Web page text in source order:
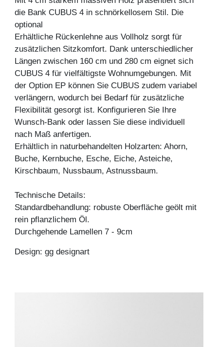
die Bank CUBUS 4 in schnörkellosem Stil. Die
optional
Erhältliche Rückenlehne aus Vollholz sorgt für
zusätzlichen Sitzkomfort. Dank unterschiedlicher
Längen zwischen 160 cm und 280 cm eignet sich
CUBUS 4 für vielfältigste Wohnumgebungen. Mit
der Option EP können Sie CUBUS zudem variabel
verlängern, wodurch bei Bedarf für zusätzliche
Flexibilität gesorgt ist. Konfigurieren Sie Ihre
Wunsch-Bank oder lassen Sie diese individuell
nach Maß anfertigen.
Erhältlich in naturbehandelten Holzarten: Ahorn,
Buche, Kernbuche, Esche, Eiche, Asteiche,
Kirschbaum, Nussbaum, Astnussbaum.
Technische Details:
Standardbehandlung: robuste Oberfläche geölt mit
rein pflanzlichem Öl.
Durchgehende Lamellen 7 - 9cm
Design: gg designart